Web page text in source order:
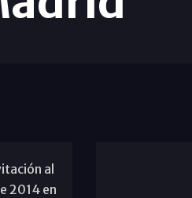
al
2014 en